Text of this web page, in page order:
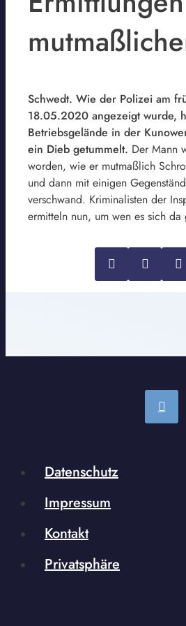
Schwedt. Wie der Polizei am
18.05.2020 angezeigt wurde,
Betriebsgelände in der
ein Dieb getummelt. Der Mann
worden, wie er mutmaßlich
und dann mit einigen
verschwand. Kriminalisten der
ermitteln nun, um wen es sich da
Datenschutz
Impressum
Kontakt
Privatsphäre